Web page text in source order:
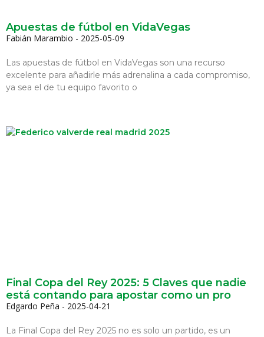
Apuestas de fútbol en VidaVegas
Fabián Marambio 2025-05-09
Las apuestas de fútbol en VidaVegas son una recurso
excelente para añadirle más adrenalina a cada compromiso,
ya sea el de tu equipo favorito o
Final Copa del Rey 2025: 5 Claves que nadie
está contando para apostar como un pro
Edgardo Peña 2025-04-21
La Final Copa del Rey 2025 no es solo un partido, es un